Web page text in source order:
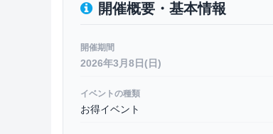
開催概要・基本情報
開催期間
2026年3月8日(日)
イベントの種類
お得イベント